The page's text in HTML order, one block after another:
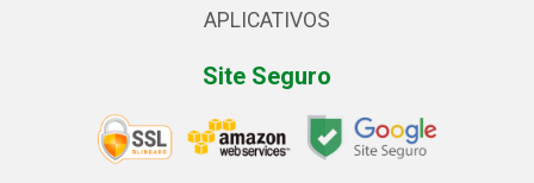
APLICATIVOS
Site Seguro